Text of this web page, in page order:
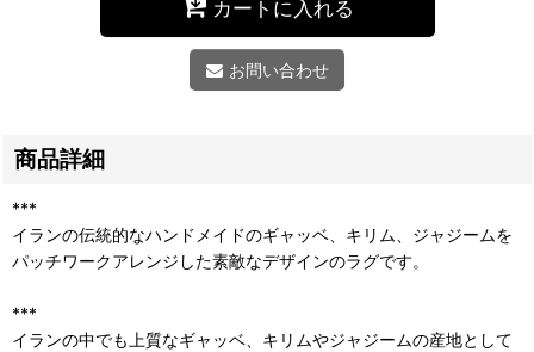
カートに入れる
お問い合わせ
商品詳細
***
イランの伝統的なハンドメイドのギャッベ、キリム、ジャジームを
パッチワークアレンジした素敵なデザインのラグです。
***
イランの中でも上質なギャッベ、キリムやジャジームの産地として